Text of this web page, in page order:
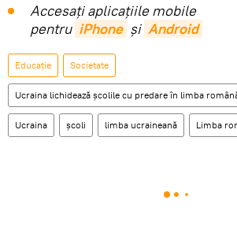
Accesaţi aplicaţiile mobile
pentru iPhone și Android
Educație Societate
Ucraina lichidează școlile cu predare în limba
Ucraina școli limba ucraineană Limba